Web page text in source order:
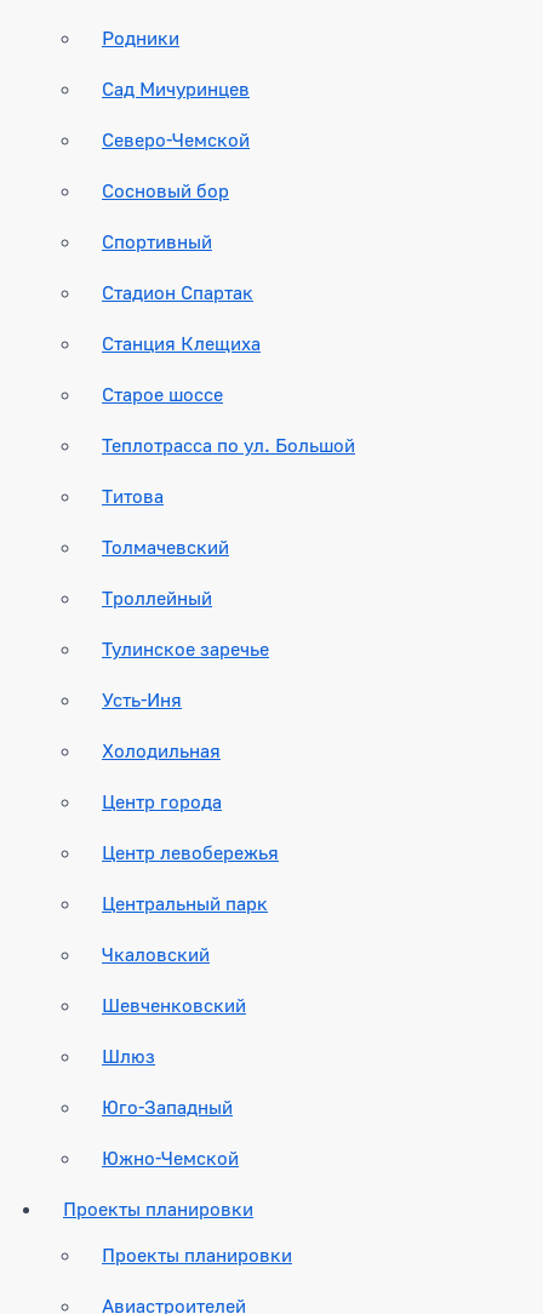
Родники
Сад Мичуринцев
Северо-Чемской
Сосновый бор
Спортивный
Стадион Спартак
Станция Клещиха
Старое шоссе
Теплотрасса по ул. Большой
Титова
Толмачевский
Троллейный
Тулинское заречье
Усть-Иня
Холодильная
Центр города
Центр левобережья
Центральный парк
Чкаловский
Шевченковский
Шлюз
Юго-Западный
Южно-Чемской
Проекты планировки
Проекты планировки
Авиастроителей